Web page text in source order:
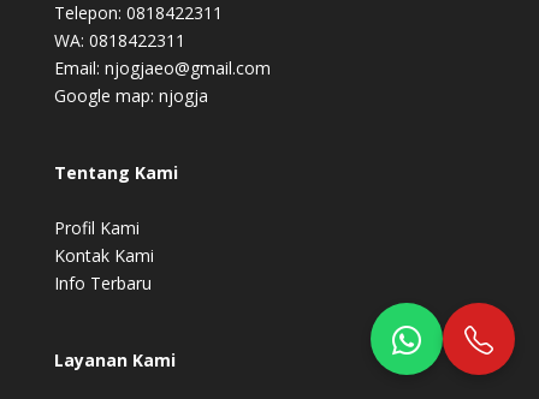
Telepon: 0818422311
WA: 0818422311
Email: njogjaeo@gmail.com
Google map: njogja
Tentang Kami
Profil Kami
Kontak Kami
Info Terbaru
Layanan Kami